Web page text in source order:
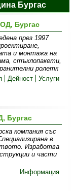
Бургас
Бургас
през 1997
и монтажа на
стъклопакети,
ролетк
Дейност Услуги
Бургас
компания със
в
Изработва
и части
Информация